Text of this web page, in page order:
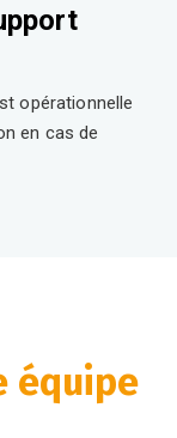
opérationnelle
en cas de
équipe